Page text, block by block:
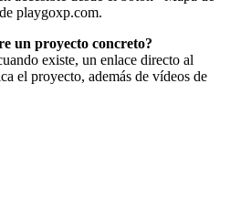
playgoxp.com.
un proyecto concreto?
existe, un enlace directo al
el proyecto, además de vídeos de